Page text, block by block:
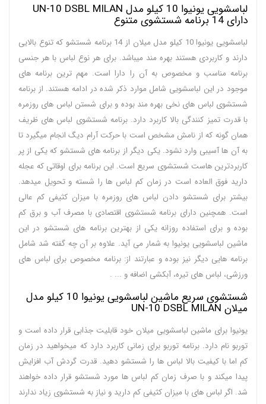
لباسشویی یونیوا 10 کیلو مدل UN-10 DSBL MILAN
دارای 14 برنامه شستشوی متنوع
لباسشویی یونیوا 10 کیلو مدل میلان از 14 برنامه شستشو که تنوع بالایی
دارند و کاربردی هستند بهره مند میباشد. برای هر نوع لباس با هر جنسی
برنامه مناسب و مخصوص به آن را دارا است. مهم ترین برنامه های
موجود در این لباسشویی شامل موارد ذکر شده در ادامه هستند. از برنامه
شستشوی لباس های نخی بهره مند بوده و برای شستن لباس های روزمره
با قدرت تمیز کنندگی بالا کاربرد دارد. برنامه شستشوی لباس های ظریف
همان گونه که از نامش مشخص است با حرکت آرام دیگ انجام میگیرد تا
به آن ها آسیبی وارد نشود. یکی دیگر از برنامه های شستشو که یکی از پر
کاربردترین هاست شستشوی سریع است. این برنامه برای اوقاتی که عجله
دارید فوق العاده است در زمان کم لباس ها را شسته و تحویل میدهد.
بیشتر برای شستشو دادن لباس های روزمره با میزان کثیفی کم عالی
است. همچنین دارای برنامه شستشوی اقتصادی با مصرف آب و برق کم
بوده و برای استفاده روزانه یکی از بهترین برنامه های شستشو در این
ماشین لباسشویی یونیوا به شمار می آید. علاوه بر آن چه گفته شد شامل
برنامه هایی دیگر نیز بوده و عبارتند از: برنامه مخصوص برای لباس های
ورزشی، لباس های تیره، آبکشی اضافه و ... .
شستشوی سریع ماشین لباسشویی یونیوا 10 کیلو مدل
میلان UN-10 DSBL MILAN
یونیوا برای ماشین لباسشویی میلان خود قابلیت جذابی قرار داده است و
توربو نام دارد. برنامه توربو برای زمانی کاربرد دارد که میخواهید در زمان
کم اما با کیفیت بالا لباس ها را شستشو دهید. قدرت گردش آب افزایش
پیدا میکند و با صرف زمان کم لباس ها مورد شستشو قرار داده خواهند
شد. اگر لباس های با میزان کثیفی کم دارید و نیاز به شستشوی زیاد ندارند